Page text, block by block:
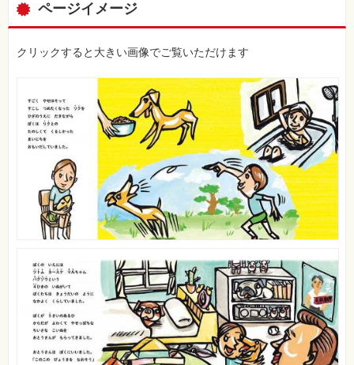
ページイメージ
クリックすると大きい画像でご覧いただけます